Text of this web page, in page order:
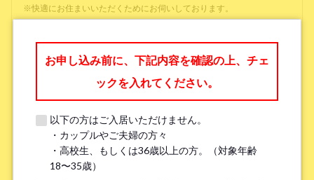
※快適にお住まいいただくためにお伺いしております。
*
勤務先名、学校名 *
お申し込み前に、下記内容を確認の上、チェ
ックを入れてください。
以下の方はご入居いただけません。
・カップルやご夫婦の方々
・高校生、もしくは36歳以上の方。（対象年齢
18〜35歳）